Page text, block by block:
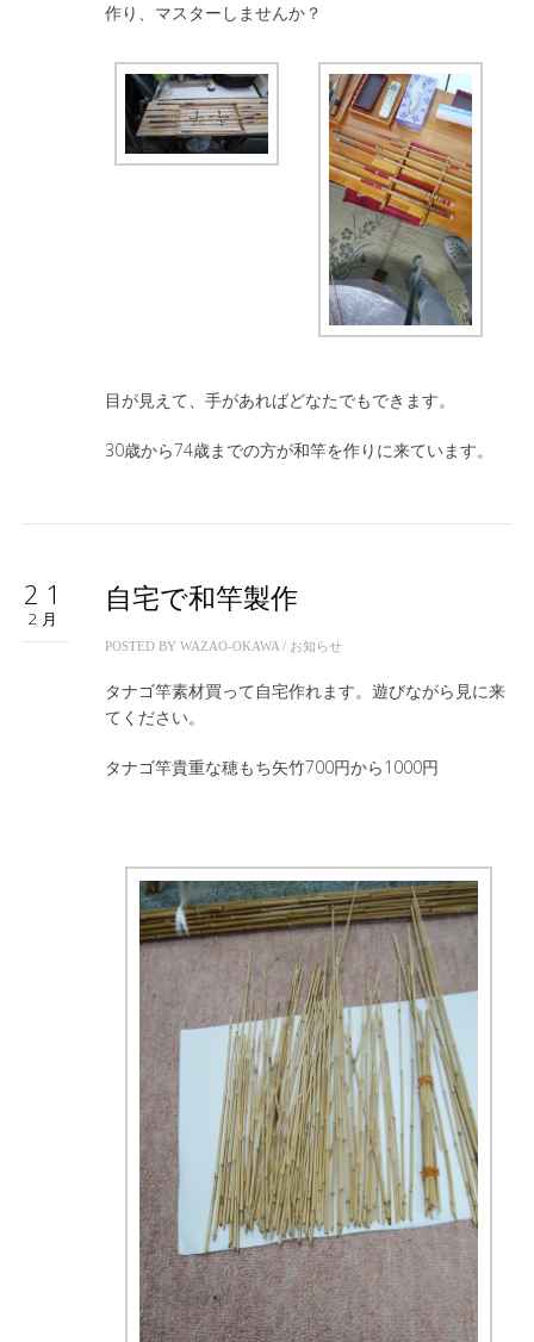
作り、マスターしませんか？
目が見えて、手があればどなたでもできます。
30歳から74歳までの方が和竿を作りに来ています。
21
2月
自宅で和竿製作
POSTED BY WAZAO-OKAWA/ お知らせ
タナゴ竿素材買って自宅作れます。遊びながら見に来
てください。
タナゴ竿貴重な穂もち矢竹700円から1000円